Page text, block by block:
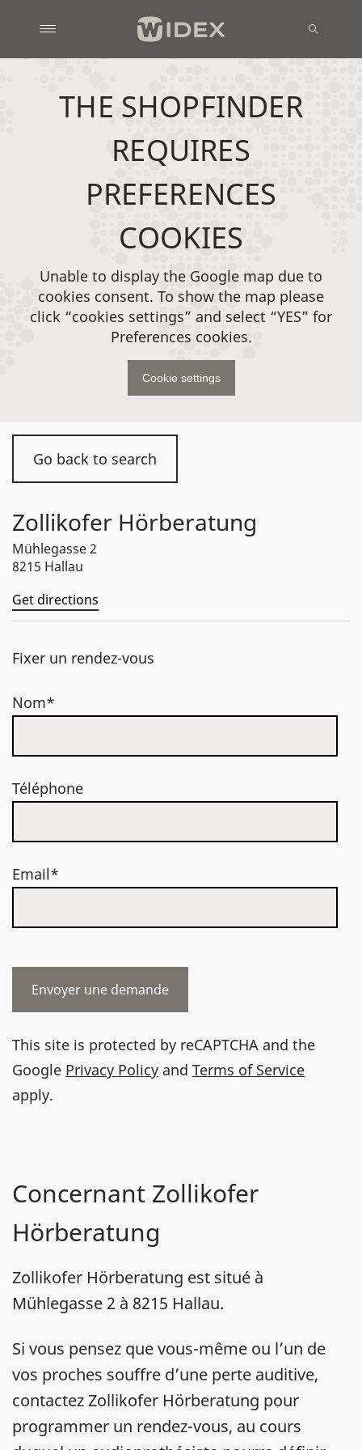
Go back to search
Zollikofer Hörberatung
Mühlegasse 2
8215 Hallau
Get directions
Fixer un rendez-vous
Nom*
Téléphone
Email*
This site is protected by reCAPTCHA and the
Google Privacy Policy and Terms of Service
apply.
Concernant Zollikofer
Hörberatung
Zollikofer Hörberatung est situé à
Mühlegasse 2 à 8215 Hallau.
Si vous pensez que vous-même ou l’un de
vos proches souffre d’une perte auditive,
contactez Zollikofer Hörberatung pour
programmer un rendez-vous, au cours
THE SHOPFINDER
REQUIRES
PREFERENCES
COOKIES
Unable to display the Google map due to
cookies consent. To show the map please
click “cookies settings” and select “YES” for
Preferences cookies.
Cookie settings